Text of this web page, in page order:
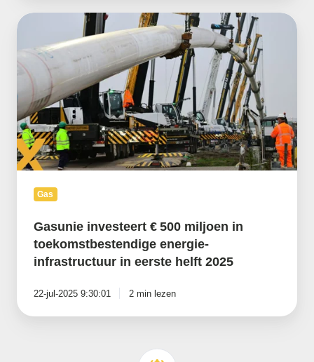
Gasunie
€ 500
miljoen
in
toekomstbestendige
energie-
infrastructuur
in
eerste
helft
2025
Gas
Gasunie investeert € 500 miljoen in
toekomstbestendige energie-
infrastructuur in eerste helft 2025
22-jul-2025 9:30:01 2 min lezen